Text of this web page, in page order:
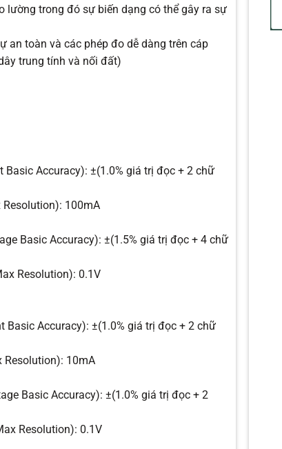
lường trong đó sự biến dạng có thể gây ra sự
an toàn và các phép đo dễ dàng trên cáp
trung tính và nối đất)
Basic Accuracy): ±(1.0% giá trị đọc + 2 chữ
100mA
Basic Accuracy): ±(1.5% giá trị đọc + 4 chữ
Resolution): 0.1V
Basic Accuracy): ±(1.0% giá trị đọc + 2 chữ
Resolution): 10mA
Basic Accuracy): ±(1.0% giá trị đọc + 2
Resolution): 0.1V